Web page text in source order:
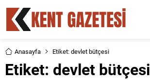
Anasayfa Etiket: devlet bütçesi
Etiket: devlet bütçesi